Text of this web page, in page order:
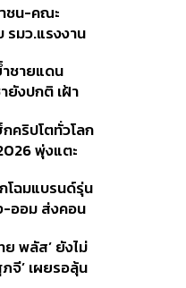
รรมข้าม
าหมอกควัน-
ชน-คณะ
รมว.แรงงาน
นด์
ชายแดน
ยังปกติ เฝ้า
เวทีโลก หลัง
รับรอง
คริปโตทั่วโลก
พุ่งแตะ
โฉมแบรนด์รุ่น
-ออม ส่งคอน
อตัว
ย พลัส’ ยังไม่
ภจี’ เผยรอลุ้น